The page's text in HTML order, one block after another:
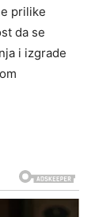
prilike
da se
i izgrade